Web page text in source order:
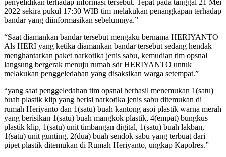
2022 sekira pukul 17:30 WIB tim melakukan penangkapan terhadap
bandar yang diinformasikan sebelumnya.”
“Saat diamankan bandar tersebut mengaku bernama HERIYANTO
Als HERI yang ketika diamankan bandar tersebut sedang hendak
menghantarkan paket narkotika jenis sabu, kemudian tim opsnal
langsung bergerak menuju rumah sdr HERIYANTO untuk
melakukan penggeledahan yang disaksikan warga setempat.”
“yang saat penggeledahan tim opsnal berhasil menemukan 1(satu)
buah plastik klip yang berisi narkotika jenis sabu ditemukan di
rumah Heriyanto dan 1(satu) buah kantong asoi plastik warna merah
yang berisikan 1(satu) buah mangkok plastik, 4(empat) bungkus
plastik klip, 1(satu) unit timbangan digital, 1(satu) buah lakban,
1(satu) unit gunting, 2(dua) buah sendok sabu yang terbuat dari
pipet plastik ditemukan di Rumah Heriyanto, ungkap Kapolres.”